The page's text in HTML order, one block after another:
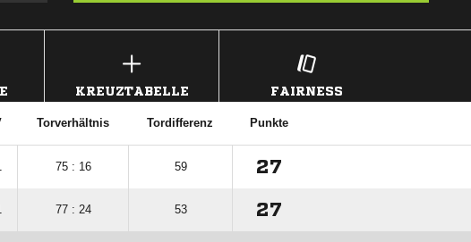
KREUZTABELLE FAIRNESS
Torverhältnis Tordifferenz Punkte
75 : 16 59 27
77 : 24 53 27